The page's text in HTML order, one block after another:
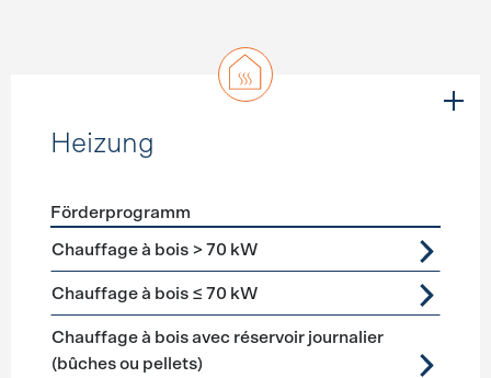
Heizung
Förderprogramme Heizung
Förderprogramm
Chauffage à bois > 70 kW
Chauffage à bois ≤ 70 kW
Chauffage à bois avec réservoir journalier
(bûches ou pellets)